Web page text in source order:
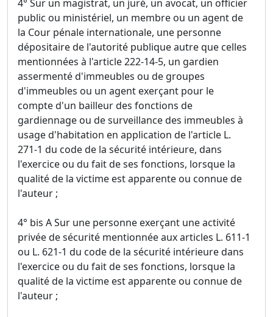
4° Sur un magistrat, un juré, un avocat, un officier
public ou ministériel, un membre ou un agent de
la Cour pénale internationale, une personne
dépositaire de l'autorité publique autre que celles
mentionnées à l'article 222-14-5, un gardien
assermenté d'immeubles ou de groupes
d'immeubles ou un agent exerçant pour le
compte d'un bailleur des fonctions de
gardiennage ou de surveillance des immeubles à
usage d'habitation en application de l'article L.
271-1 du code de la sécurité intérieure, dans
l'exercice ou du fait de ses fonctions, lorsque la
qualité de la victime est apparente ou connue de
l'auteur ;
4° bis A Sur une personne exerçant une activité
privée de sécurité mentionnée aux articles L. 611-1
ou L. 621-1 du code de la sécurité intérieure dans
l'exercice ou du fait de ses fonctions, lorsque la
qualité de la victime est apparente ou connue de
l'auteur ;